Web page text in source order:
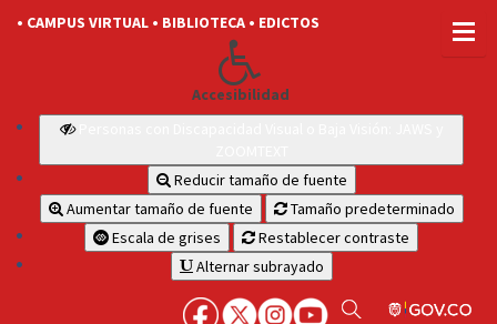
• CAMPUS VIRTUAL • BIBLIOTECA • EDICTOS
Accesibilidad
Reducir tamaño de fuente
Aumentar tamaño de fuente
Tamaño predeterminado
Escala de grises
Restablecer contraste
Alternar subrayado